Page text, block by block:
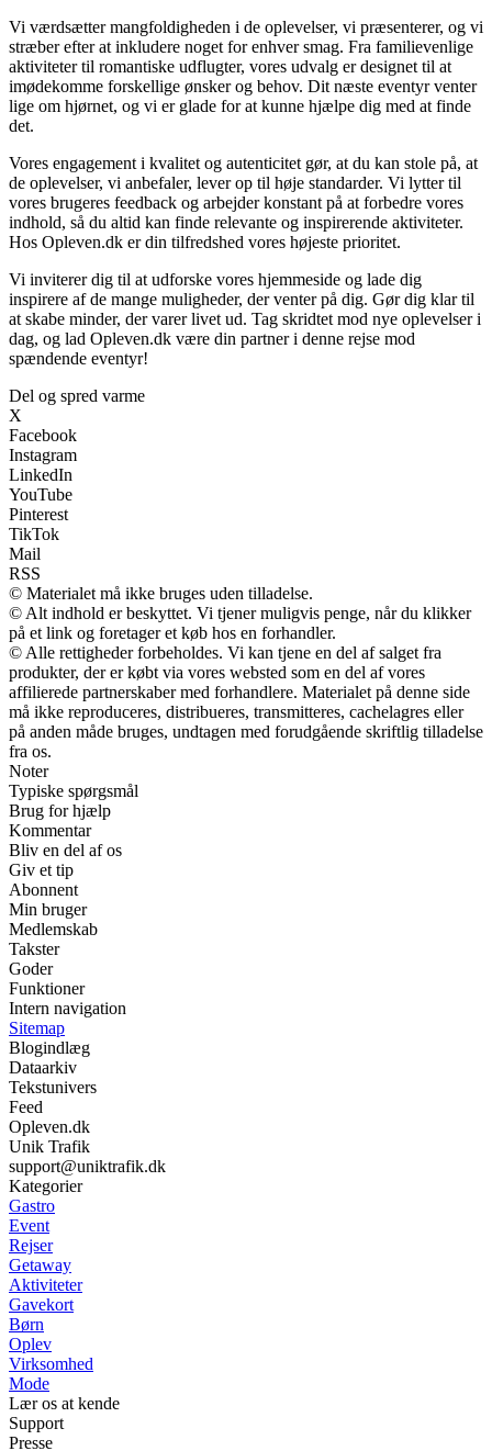
Vi værdsætter mangfoldigheden i de oplevelser, vi præsenterer, og vi
stræber efter at inkludere noget for enhver smag. Fra familievenlige
aktiviteter til romantiske udflugter, vores udvalg er designet til at
imødekomme forskellige ønsker og behov. Dit næste eventyr venter
lige om hjørnet, og vi er glade for at kunne hjælpe dig med at finde
det.
Vores engagement i kvalitet og autenticitet gør, at du kan stole på, at
de oplevelser, vi anbefaler, lever op til høje standarder. Vi lytter til
vores brugeres feedback og arbejder konstant på at forbedre vores
indhold, så du altid kan finde relevante og inspirerende aktiviteter.
Hos Opleven.dk er din tilfredshed vores højeste prioritet.
Vi inviterer dig til at udforske vores hjemmeside og lade dig
inspirere af de mange muligheder, der venter på dig. Gør dig klar til
at skabe minder, der varer livet ud. Tag skridtet mod nye oplevelser i
dag, og lad Opleven.dk være din partner i denne rejse mod
spændende eventyr!
Del og spred varme
X
Facebook
Instagram
LinkedIn
YouTube
Pinterest
TikTok
Mail
RSS
© Materialet må ikke bruges uden tilladelse.
© Alt indhold er beskyttet. Vi tjener muligvis penge, når du klikker
på et link og foretager et køb hos en forhandler.
© Alle rettigheder forbeholdes. Vi kan tjene en del af salget fra
produkter, der er købt via vores websted som en del af vores
affilierede partnerskaber med forhandlere. Materialet på denne side
må ikke reproduceres, distribueres, transmitteres, cachelagres eller
på anden måde bruges, undtagen med forudgående skriftlig tilladelse
fra os.
Noter
Typiske spørgsmål
Brug for hjælp
Kommentar
Bliv en del af os
Giv et tip
Abonnent
Min bruger
Medlemskab
Takster
Goder
Funktioner
Intern navigation
Sitemap
Blogindlæg
Dataarkiv
Tekstunivers
Feed
Opleven.dk
Unik Trafik
support@uniktrafik.dk
Kategorier
Gastro
Event
Rejser
Getaway
Aktiviteter
Gavekort
Børn
Oplev
Virksomhed
Mode
Lær os at kende
Support
Presse